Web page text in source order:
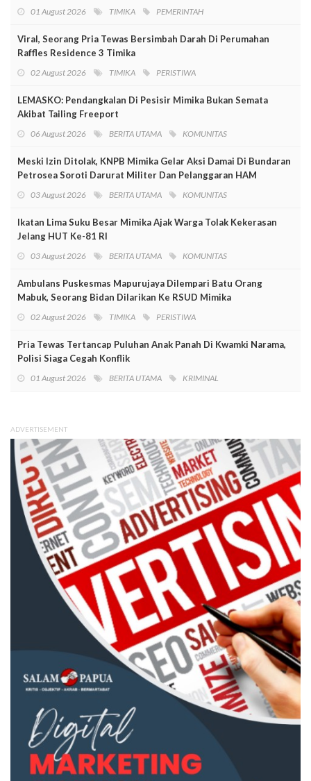
01 August 2026 TIMIKA PEMERINTAH
Viral, Seorang Pria Tewas Bersimbah Darah Di Perumahan
Raffles Residence 3 Timika
02 August 2026 TIMIKA PERISTIWA
LEMASKO: Pendangkalan Di Pesisir Mimika Bukan Semata
Akibat Tailing Freeport
06 August 2026 BERITA UTAMA KOMUNITAS
Meski Izin Ditolak, KNPB Mimika Gelar Aksi Damai Di Bundaran
Petrosea Soroti Darurat Militer Dan Pelanggaran HAM
03 August 2026 BERITA UTAMA KOMUNITAS
Ikatan Lima Suku Besar Mimika Ajak Warga Tolak Kekerasan
Jelang HUT Ke-81 RI
03 August 2026 BERITA UTAMA KOMUNITAS
Ambulans Puskesmas Mapurujaya Dilempari Batu Orang
Mabuk, Seorang Bidan Dilarikan Ke RSUD Mimika
02 August 2026 TIMIKA PERISTIWA
Pria Tewas Tertancap Puluhan Anak Panah Di Kwamki Narama,
Polisi Siaga Cegah Konflik
01 August 2026 BERITA UTAMA KRIMINAL
ADVERTISEMENT